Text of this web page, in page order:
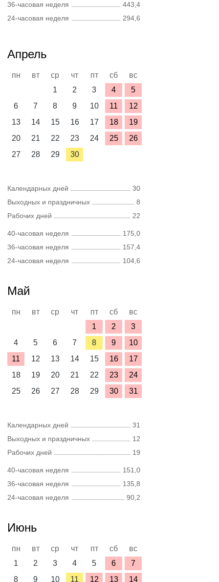
36-часовая неделя
443,4
24-часовая неделя
294,6
Апрель
пн вт ср чт пт сб
вс
1
2 3 4
5
6
7 8 9 10 11
12
13
14 15 16 17 18
19
20
21 22 23 24 25
26
27
28 29 30
Календарных дней
30
Выходных и праздничных
8
Рабочих дней
22
40-часовая неделя
175,0
36-часовая неделя
157,4
24-часовая неделя
104,6
Май
пн вт ср чт пт сб
вс
1
2
3
4
5 6 7 8 9
10
11
12 13 14 15 16
17
18
19 20 21 22 23
24
25
26 27 28 29 30 31
Календарных дней
31
Выходных и праздничных
12
Рабочих дней
19
40-часовая неделя
151,0
36-часовая неделя
135,8
24-часовая неделя
90,2
Июнь
пн вт ср чт пт сб
вс
1
2 3 4 5 6
7
8
9 10 11 12 13
14